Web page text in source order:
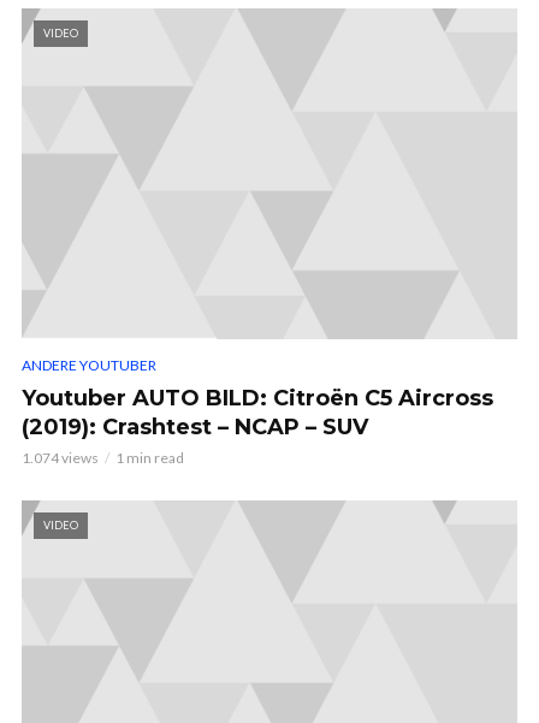
VIDEO
ANDERE YOUTUBER
Youtuber AUTO BILD: Citroën C5 Aircross
(2019): Crashtest – NCAP – SUV
1.074 views 1 min read
VIDEO